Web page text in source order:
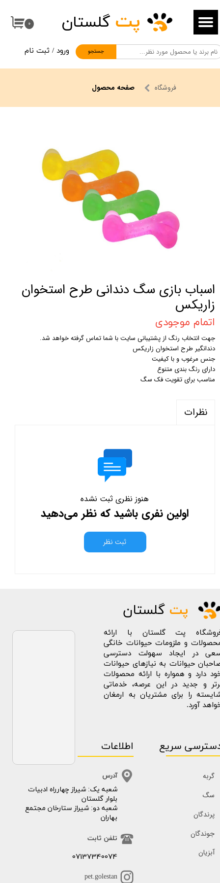
۰
جستجو
پت گلستان
ورود / ثبت نام
حساب کاربری من
تغییر گذر واژه
سفارشات
خروج از حساب کاربری
فروشگاه صفحه محصول
اسباب بازی سگ دندانی طرح استخوان
زاریکس
اتمام موجودی
جهت انتخاب رنگ از پشتیبانی سایت با شما تماس گرفته خواهد شد.
دندانگیر طرح استخوان زاریکس
جنس مرغوب و با کیفیت
دارای رنگ بندی متنوع
مناسب برای تقویت فک سگ
نظرات
هنوز نظری ثبت نشده
اولین نفری باشید که نظر می‌دهید
ثبت نظر
پت گلستان
پت گلستان با ارائه
و ملزومات حیوانات خانگی
در ایجاد سهولت دسترسی
حیوانات به نیازهای حیوانات
دارد و همواره با ارائه محصولات
و جدید در این عرصه، خدماتی
را برای مشتریان به ارمغان
آورد.
سریع
گربه
سگ
پرندگان
جوندگان
آبزیان
​​شعبه یک: شیراز چهارراه ادبیات
بلوار گلستان
شعبه دو: شیراز ستارخان مجتمع
بهاران
اطلاعات
آدرس
تلفن ثابت
07137340074
pet.golestan